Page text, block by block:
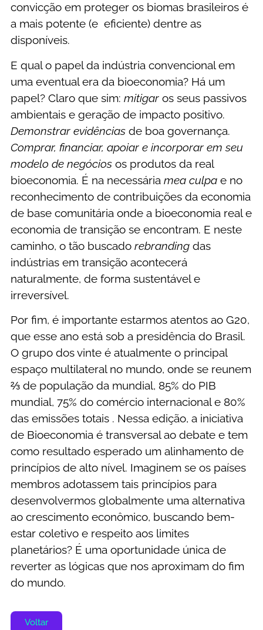
convicção em proteger os biomas brasileiros é
a mais potente (e eficiente) dentre as
disponíveis.
E qual o papel da indústria convencional em
uma eventual era da bioeconomia? Há um
papel? Claro que sim: mitigar os seus passivos
ambientais e geração de impacto positivo.
Demonstrar evidências de boa governança.
Comprar, financiar, apoiar e incorporar em seu
modelo de negócios os produtos da real
bioeconomia. É na necessária mea culpa e no
reconhecimento de contribuições da economia
de base comunitária onde a bioeconomia real e
economia de transição se encontram. E neste
caminho, o tão buscado rebranding das
indústrias em transição acontecerá
naturalmente, de forma sustentável e
irreversível.
Por fim, é importante estarmos atentos ao G20,
que esse ano está sob a presidência do Brasil.
O grupo dos vinte é atualmente o principal
espaço multilateral no mundo, onde se reunem
⅔ de população da mundial, 85% do PIB
mundial, 75% do comércio internacional e 80%
das emissões totais . Nessa edição, a iniciativa
de Bioeconomia é transversal ao debate e tem
como resultado esperado um alinhamento de
princípios de alto nível. Imaginem se os países
membros adotassem tais princípios para
desenvolvermos globalmente uma alternativa
ao crescimento econômico, buscando bem-
estar coletivo e respeito aos limites
planetários? É uma oportunidade única de
reverter as lógicas que nos aproximam do fim
do mundo.
Voltar